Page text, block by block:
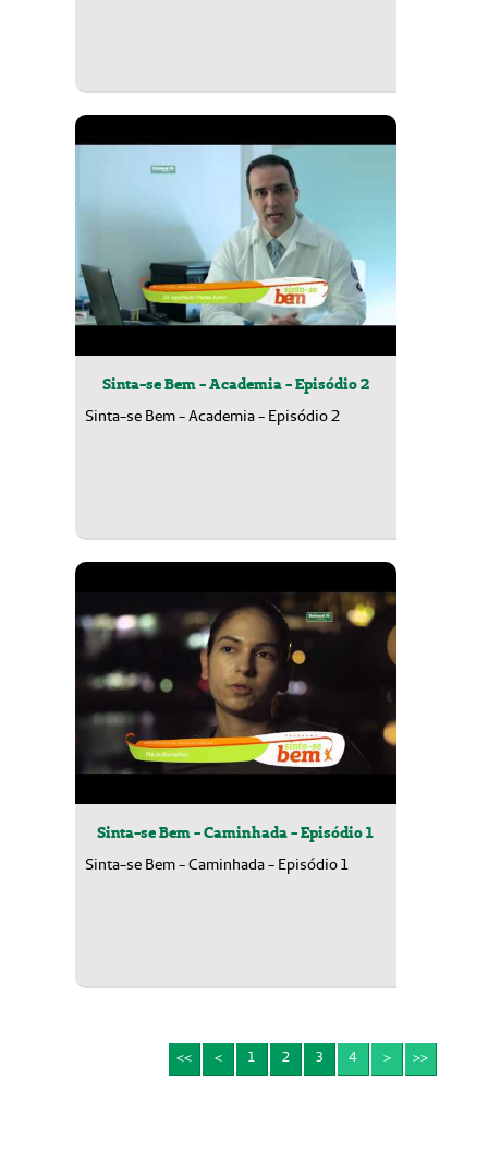
Sinta-se Bem - Academia - Episódio 2
Sinta-se Bem - Academia - Episódio 2
Sinta-se Bem - Caminhada - Episódio 1
Sinta-se Bem - Caminhada - Episódio 1
<< < 1 2 3 4 > >>